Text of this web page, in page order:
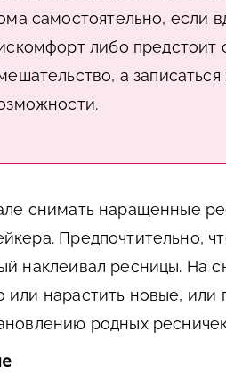
самостоятельно, если
либо предстоит
а
снимать наращенные
Предпочтительно,
наклеивал ресницы. На
или нарастить новые, или
родных